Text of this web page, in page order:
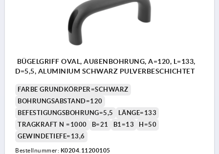
BÜGELGRIFF OVAL, AUßENBOHRUNG, A=120, L=133,
D=5,5, ALUMINIUM SCHWARZ PULVERBESCHICHTET
FARBE GRUNDKÖRPER=SCHWARZ
BOHRUNGSABSTAND=120
BEFESTIGUNGSBOHRUNG=5,5
LÄNGE=133
TRAGKRAFT N =1000
B=21 B1=13
H=50
GEWINDETIEFE=13,6
Bestellnummer: K0204.11200105